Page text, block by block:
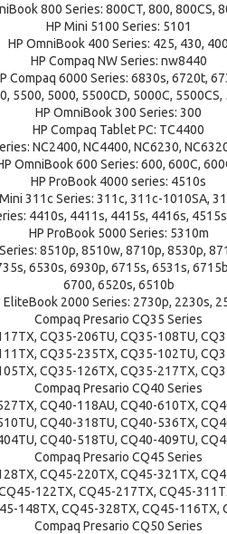
800 Series: 800CT, 800, 800CS,
HP Mini 5100 Series: 5101
HP OmniBook 400 Series: 425, 430, 400
HP Compaq NW Series: nw8440
Compaq 6000 Series: 6830s, 6720t,
5500, 5000, 5500CD, 5000C,
HP OmniBook 300 Series: 300
HP Compaq Tablet PC: TC4400
NC2400, NC4400, NC6230,
OmniBook 600 Series: 600, 600C,
HP ProBook 4000 series: 4510s
311c Series: 311c, 311c-1010SA,
4410s, 4411s, 4415s, 4416s,
HP ProBook 5000 Series: 5310m
8510p, 8510w, 8710p, 8530p,
6530s, 6930p, 6715s, 6531s,
6700, 6520s, 6510b
EliteBook 2000 Series: 2730p, 2230s,
Compaq Presario CQ35 Series
CQ35-206TU, CQ35-108TU,
CQ35-235TX, CQ35-102TU,
CQ35-126TX, CQ35-217TX,
Compaq Presario CQ40 Series
CQ40-118AU, CQ40-610TX,
CQ40-318TU, CQ40-536TX,
CQ40-518TU, CQ40-409TU,
Compaq Presario CQ45 Series
CQ45-220TX, CQ45-321TX,
122TX, CQ45-217TX, CQ45-
148TX, CQ45-328TX, CQ45-116TX,
Compaq Presario CQ50 Series